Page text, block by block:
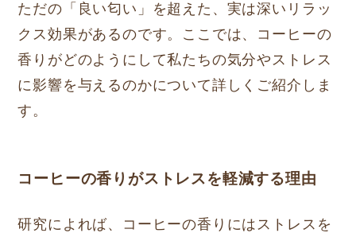
ただの「良い匂い」を超えた、実は深いリラッ
クス効果があるのです。ここでは、コーヒーの
香りがどのようにして私たちの気分やストレス
に影響を与えるのかについて詳しくご紹介しま
す。
コーヒーの香りがストレスを軽減する理由
研究によれば、コーヒーの香りにはストレスを